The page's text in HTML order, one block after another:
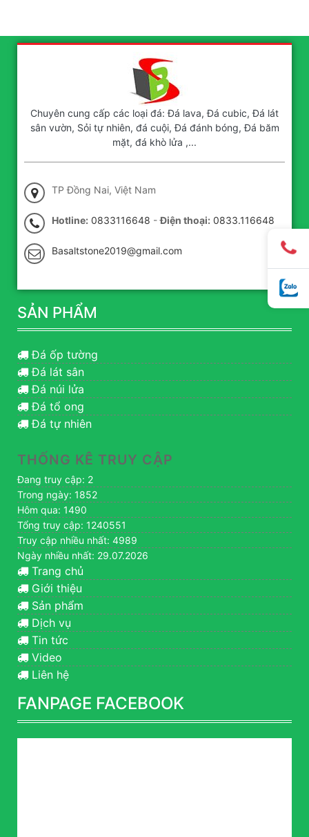
Chuyên cung cấp các loại đá: Đá lava, Đá cubic, Đá lát
sân vườn, Sỏi tự nhiên, đá cuội, Đá đánh bóng, Đá băm
mặt, đá khò lửa ,...
TP Đồng Nai, Việt Nam
Hotline: 0833116648 -Điện thoại: 0833.116648
Basaltstone2019@gmail.com
SẢN PHẨM
Đá ốp tường
Đá lát sân
Đá núi lửa
Đá tổ ong
Đá tự nhiên
THỐNG KÊ TRUY CẬP
Đang truy cập: 2
Trong ngày: 1852
Hôm qua: 1490
Tổng truy cập: 1240551
Truy cập nhiều nhất: 4989
Ngày nhiều nhất: 29.07.2026
Trang chủ
Giới thiệu
Sản phẩm
Dịch vụ
Tin tức
Video
Liên hệ
FANPAGE FACEBOOK